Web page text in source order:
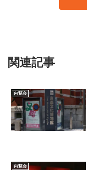
関連記事
内覧会
内覧会